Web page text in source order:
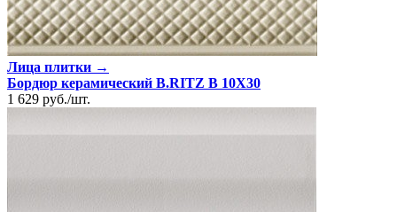
Лица плитки →
Бордюр керамический B.RITZ B 10X30
1 629 руб./шт.